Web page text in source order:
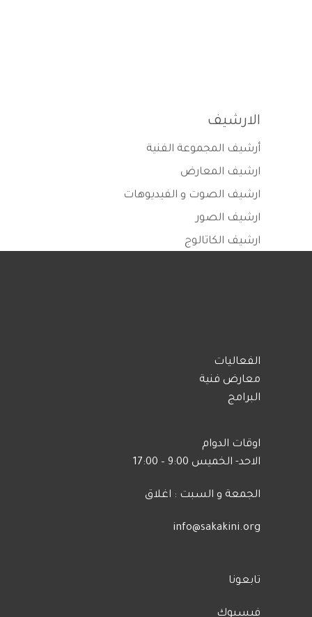
الارشيف
أرشيف المجموعة الفنية
ارشيف المعارض
ارشيف الصوت و الفيديوهات
ارشيف الصور
ارشيف الكاتالوج
الفعاليات
معارض فنية
البرامج
اوقات الدوام
الاحد- الخميس 9:00 – 17:00
الجمعة و السبت : اغلاق
info@sakakini.org
تابعونا
فيسبوك